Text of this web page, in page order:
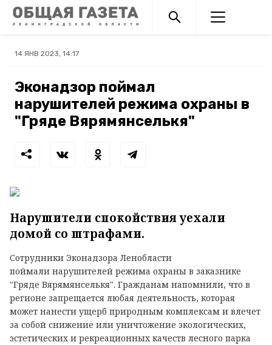
14 ЯНВ 2023, 14:17
Эконадзор поймал
нарушителей режима охраны в
"Гряде Вярямянселькя"
Нарушители спокойствия уехали
домой со штрафами.
Сотрудники Эконадзора Ленобласти
поймали нарушителей режима охраны в заказнике
"Гряде Вярямянселькя". Гражданам напомнили, что в
регионе запрещается любая деятельность, которая
может нанести ущерб природным комплексам и влечет
за собой снижение или уничтожение экологических,
эстетических и рекреационных качеств лесного парка